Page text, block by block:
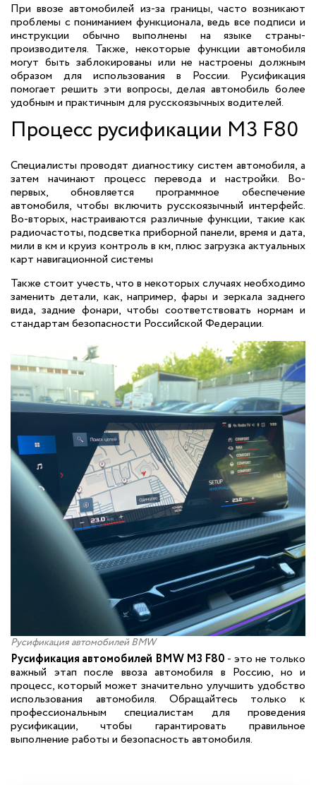
При ввозе автомобилей из-за границы, часто возникают
проблемы с пониманием функционала, ведь все подписи и
инструкции обычно выполнены на языке страны-
производителя. Также, некоторые функции автомобиля
могут быть заблокированы или не настроены должным
образом для использования в России. Русификация
помогает решить эти вопросы, делая автомобиль более
удобным и практичным для русскоязычных водителей.
Процесс русификации M3 F80
Специалисты проводят диагностику систем автомобиля, а
затем начинают процесс перевода и настройки. Во-
первых, обновляется программное обеспечение
автомобиля, чтобы включить русскоязычный интерфейс.
Во-вторых, настраиваются различные функции, такие как
радиочастоты, подсветка приборной панели, время и дата,
мили в км и круиз контроль в км, плюс загрузка актуальных
карт навигационной системы
Также стоит учесть, что в некоторых случаях необходимо
заменить детали, как, например, фары и зеркала заднего
вида, задние фонари, чтобы соответствовать нормам и
стандартам безопасности Российской Федерации.
Русификация автомобилей BMW
Русификация автомобилей BMW M3 F80 - это не только
важный этап после ввоза автомобиля в Россию, но и
процесс, который может значительно улучшить удобство
использования автомобиля. Обращайтесь только к
профессиональным специалистам для проведения
русификации, чтобы гарантировать правильное
выполнение работы и безопасность автомобиля.